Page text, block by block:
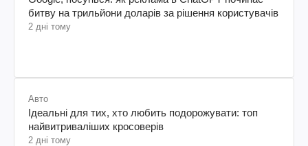
битву на трильйони доларів за рішення користувачів
2 дні тому
Авто
Ідеальні для тих, хто любить подорожувати: топ
найвитриваліших кросоверів
2 дні тому